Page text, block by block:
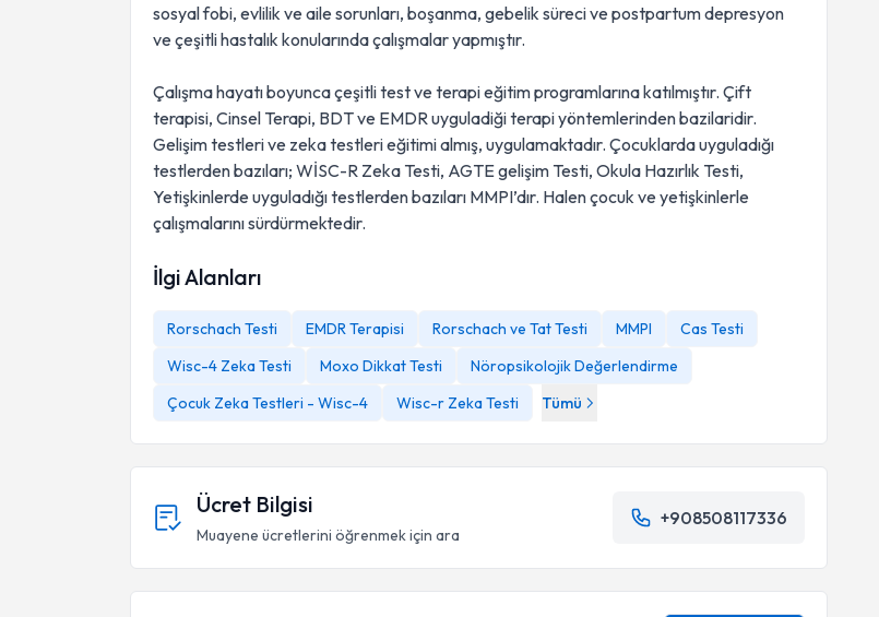
sosyal fobi, evlilik ve aile sorunları, boşanma, gebelik süreci ve postpartum depresyon
ve çeşitli hastalık konularında çalışmalar yapmıştır.
Çalışma hayatı boyunca çeşitli test ve terapi eğitim programlarına katılmıştır. Çift
terapisi, Cinsel Terapi, BDT ve EMDR uyguladiği terapi yöntemlerinden bazilaridir.
Gelişim testleri ve zeka testleri eğitimi almış, uygulamaktadır. Çocuklarda uyguladığı
testlerden bazıları; WİSC-R Zeka Testi, AGTE gelişim Testi, Okula Hazırlık Testi,
Yetişkinlerde uyguladığı testlerden bazıları MMPI’dır. Halen çocuk ve yetişkinlerle
çalışmalarını sürdürmektedir.
İlgi Alanları
Rorschach Testi EMDR Terapisi Rorschach ve Tat Testi MMPI
Cas Testi
Wisc-4 Zeka Testi
Moxo Dikkat Testi
Nöropsikolojik Değerlendirme
Çocuk Zeka Testleri - Wisc-4
Wisc-r Zeka Testi Tümü
Ücret Bilgisi
Muayene ücretlerini öğrenmek için ara
+908508117336